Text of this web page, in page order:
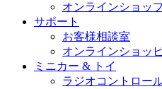
オンラインショッ
サポート
お客様相談室
オンラインショッ
ミニカー & トイ
ラジオコントロー